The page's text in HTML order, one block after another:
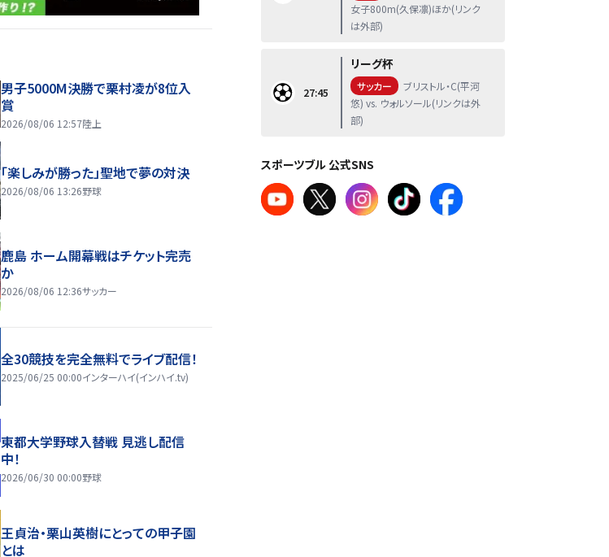
男子5000M決勝で栗村凌が8位入
賞
2026/08/06 12:57陸上
「楽しみが勝った」聖地で夢の対決
2026/08/06 13:26野球
鹿島 ホーム開幕戦はチケット完売
か
2026/08/06 12:36サッカー
全30競技を完全無料でライブ配信！
2025/06/25 00:00インターハイ(インハイ.tv)
東都大学野球入替戦 見逃し配信
中！
2026/06/30 00:00野球
王貞治・栗山英樹にとっての甲子園
とは
女子800m(久保凛)ほか(リンク
は外部)
27:45
リーグ杯
サッカー
ブリストル・C(平河
悠) vs. ウォルソール(リンクは外
部)
スポーツブル 公式SNS